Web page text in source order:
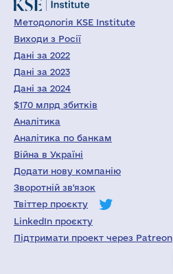
Методологія KSE Institute
Виходи з Росії
Дані за 2022
Дані за 2023
Дані за 2024
$170 млрд збитків
Аналітика
Аналітика по банкам
Війна в Україні
Додати нову компанію
Зворотній зв'язок
Твіттер проєкту
LinkedIn проєкту
Підтримати проект через Patreon